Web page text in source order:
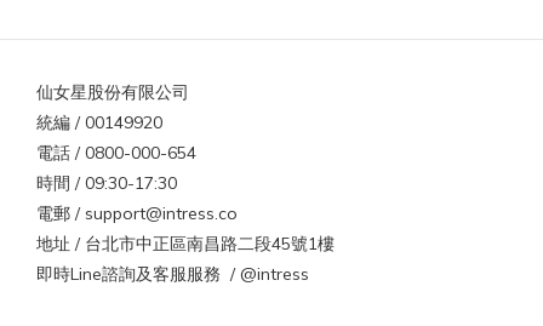
仙女星股份有限公司
統編 / 00149920
電話 / 0800-000-654
時間 / 09:30-17:30
電郵 / support@intress.co
地址 / 台北市中正區南昌路二段45號1樓
即時Line諮詢及客服服務 / @intress